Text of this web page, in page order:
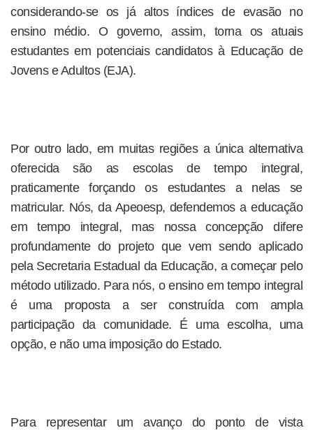
considerando-se os já altos índices de evasão no
ensino médio. O governo, assim, torna os atuais
estudantes em potenciais candidatos à Educação de
Jovens e Adultos (EJA).
Por outro lado, em muitas regiões a única alternativa
oferecida são as escolas de tempo integral,
praticamente forçando os estudantes a nelas se
matricular. Nós, da Apeoesp, defendemos a educação
em tempo integral, mas nossa concepção difere
profundamente do projeto que vem sendo aplicado
pela Secretaria Estadual da Educação, a começar pelo
método utilizado. Para nós, o ensino em tempo integral
é uma proposta a ser construída com ampla
participação da comunidade. É uma escolha, uma
opção, e não uma imposição do Estado.
Para representar um avanço do ponto de vista